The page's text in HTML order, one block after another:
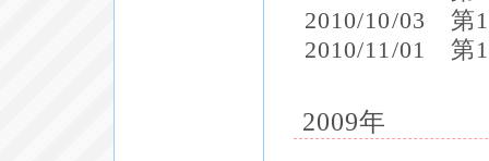
2010/10/03 第
2010/11/01 第
2009年